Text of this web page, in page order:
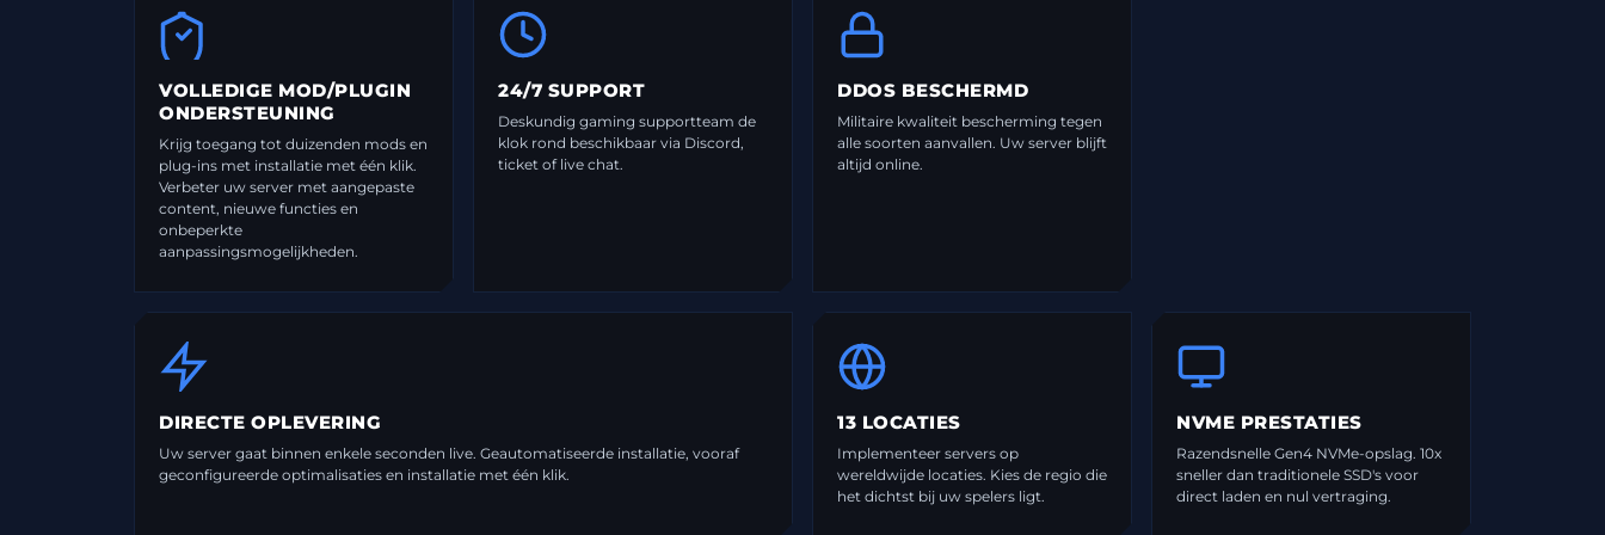
VOLLEDIGE MOD/PLUGIN
ONDERSTEUNING
Krijg toegang tot duizenden mods en
plug-ins met installatie met één klik.
Verbeter uw server met aangepaste
content, nieuwe functies en
onbeperkte
aanpassingsmogelijkheden.
24/7 SUPPORT
Deskundig gaming supportteam de
klok rond beschikbaar via Discord,
ticket of live chat.
DDOS BESCHERMD
Militaire kwaliteit bescherming tegen
alle soorten aanvallen. Uw server blijft
altijd online.
DIRECTE OPLEVERING
Uw server gaat binnen enkele seconden live. Geautomatiseerde installatie, vooraf
geconfigureerde optimalisaties en installatie met één klik.
13 LOCATIES
Implementeer servers op
wereldwijde locaties. Kies de regio die
het dichtst bij uw spelers ligt.
NVME PRESTATIES
Razendsnelle Gen4 NVMe-opslag. 10x
sneller dan traditionele SSD's voor
direct laden en nul vertraging.